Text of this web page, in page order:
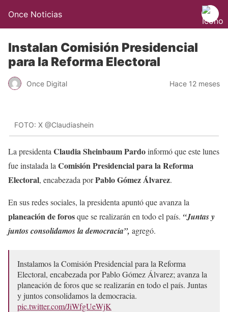
Once Noticias
Instalan Comisión Presidencial
para la Reforma Electoral
Once Digital Hace 12 meses
FOTO: X @Claudiashein
La presidenta Claudia Sheinbaum Pardoinformó que este lunes
fue instalada la Comisión Presidencial para la Reforma
Electoral, encabezada porPablo Gómez Álvarez.
En sus redes sociales, la presidenta apuntó que avanza la
planeación de forosque se realizarán en todo el país. “Juntas y
juntos consolidamos la democracia”, agregó.
Instalamos la Comisión Presidencial para la Reforma
Electoral, encabezada por Pablo Gómez Álvarez; avanza la
planeación de foros que se realizarán en todo el país. Juntas
y juntos consolidamos la democracia.
pic.twitter.com/JiWfgUeWjK